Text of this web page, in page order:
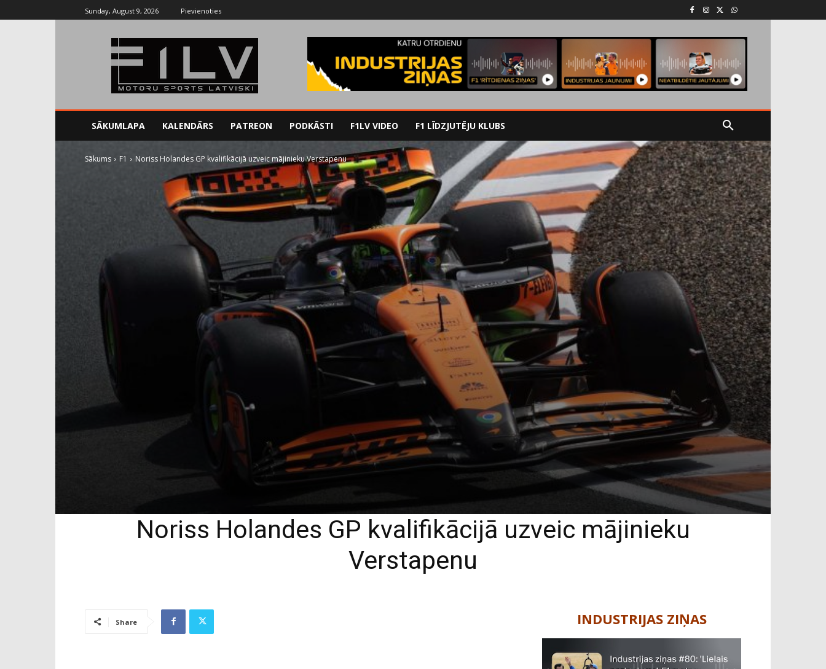
Sunday, August 9, 2026 Pievienoties
SĀKUMLAPA KALENDĀRS PATREON PODKĀSTI F1LV VIDEO F1 LĪDZJUTĒJU KLUBS
Sākums F1 Noriss Holandes GP kvalifikācijā uzveic mājinieku Verstapenu
Noriss Holandes GP kvalifikācijā uzveic mājinieku
Verstapenu
Share INDUSTRIJAS ZIŅAS